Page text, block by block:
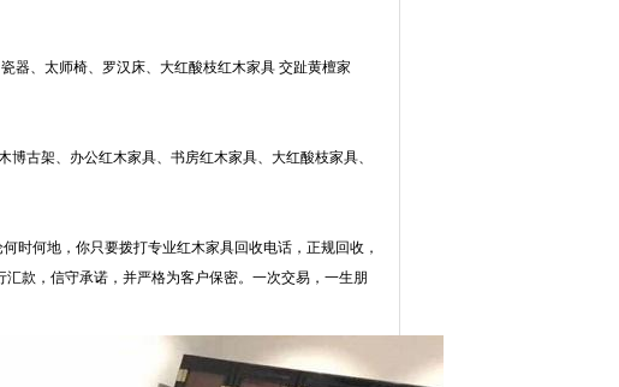
器、太师椅、罗汉床、大红酸枝红木家具 交趾黄檀家
古架、办公红木家具、书房红木家具、大红酸枝家具、
时何地，你只要拨打专业红木家具回收电话，正规回收，
款，信守承诺，并严格为客户保密。一次交易，一生朋